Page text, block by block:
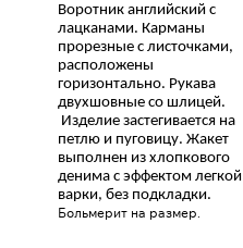
Воротник английский с
лацканами. Карманы
прорезные с листочками,
расположены
горизонтально. Рукава
двухшовные со шлицей.
Изделие застегивается на
петлю и пуговицу. Жакет
выполнен из хлопкового
денима с эффектом легкой
варки, без подкладки.
Больмерит на размер.